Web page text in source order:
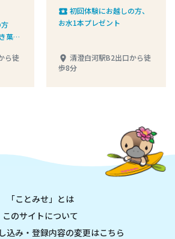
菓
ら徒
local_play 初回体験にお越しの方、
お水1本プレゼント
place 清澄白河駅B2出口から徒
歩8分
「ことみせ」とは
このサイトについて
込み・登録内容の変更はこちら